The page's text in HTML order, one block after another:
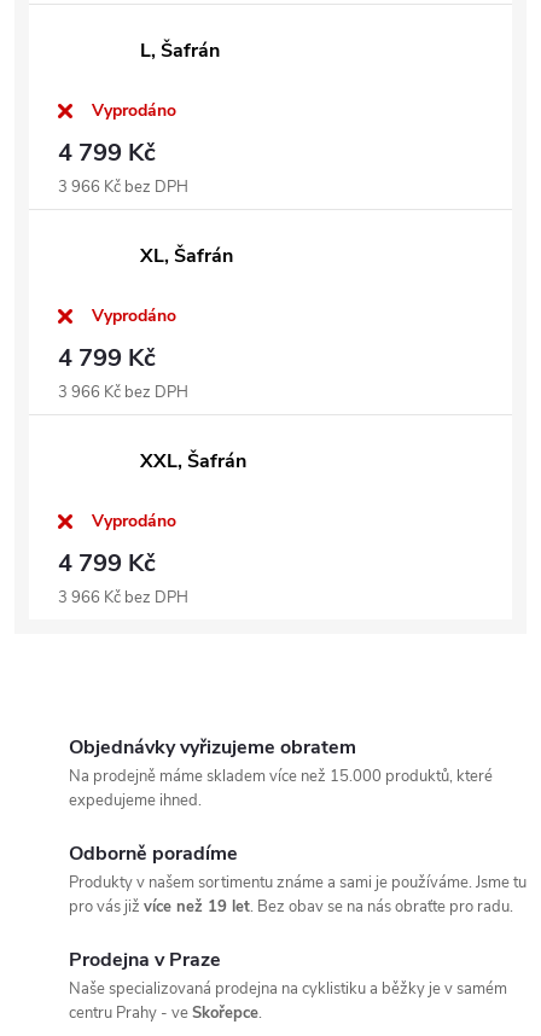
L, Šafrán
Vyprodáno
4 799 Kč
3 966 Kč bez DPH
XL, Šafrán
Vyprodáno
4 799 Kč
3 966 Kč bez DPH
XXL, Šafrán
Vyprodáno
4 799 Kč
3 966 Kč bez DPH
Objednávky vyřizujeme obratem
Na prodejně máme skladem více než 15.000 produktů, které
expedujeme ihned.
Odborně poradíme
Produkty v našem sortimentu známe a sami je používáme. Jsme tu
pro vás již více než 19 let. Bez obav se na nás obraťte pro radu.
Prodejna v Praze
Naše specializovaná prodejna na cyklistiku a běžky je v samém
centru Prahy - veSkořepce.